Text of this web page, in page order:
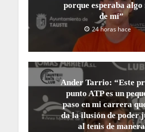
porque esperaba algo
de mí”
24 horas hace
Ander Tarrio: “Este
punto ATP es un
paso en mi carrera
da la ilusión de poder
al tenis de manera